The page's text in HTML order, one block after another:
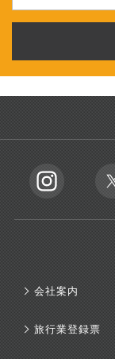
会社案内
旅行業登録票